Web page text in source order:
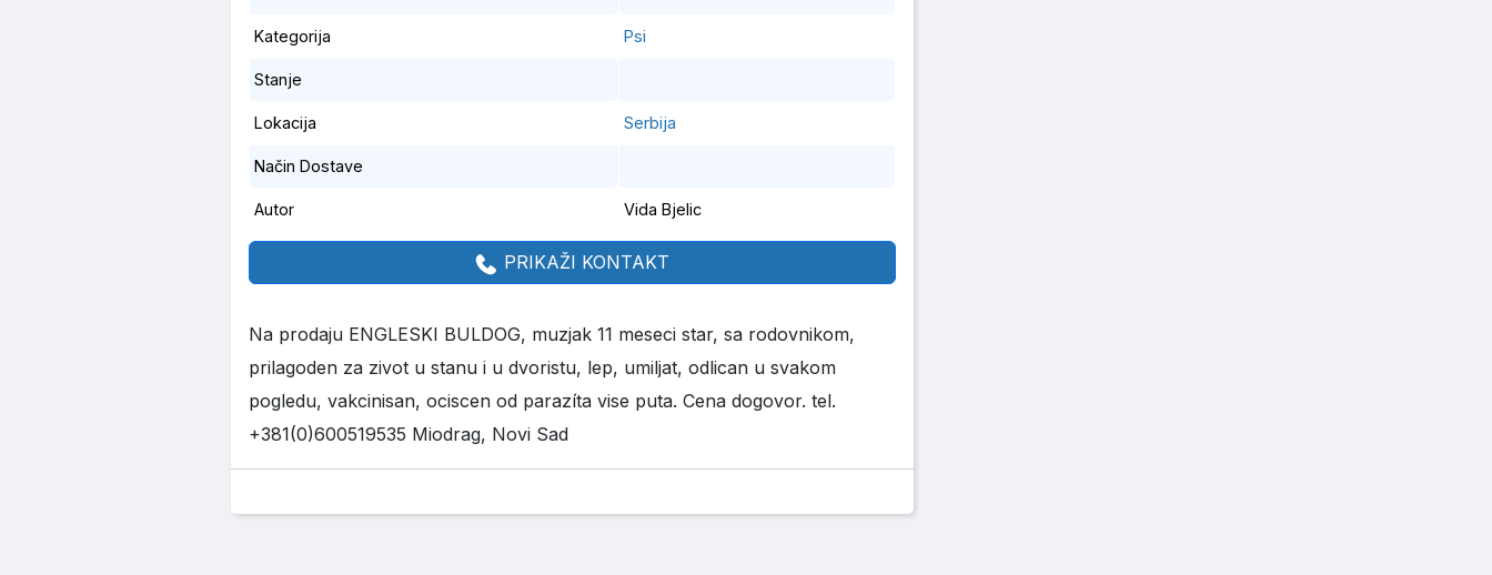
Kategorija Psi
Stanje
Lokacija Serbija
Način Dostave
Autor Vida Bjelic
PRIKAŽI KONTAKT
Na prodaju ENGLESKI BULDOG, muzjak 11 meseci star, sa rodovnikom,
prilagoden za zivot u stanu i u dvoristu, lep, umiljat, odlican u svakom
pogledu, vakcinisan, ociscen od parazíta vise puta. Cena dogovor. tel.
+381(0)600519535 Miodrag, Novi Sad